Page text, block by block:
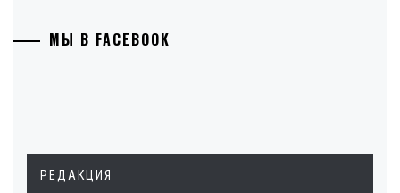
МЫ В FACEBOOK
РЕДАКЦИЯ